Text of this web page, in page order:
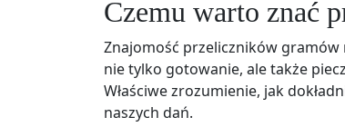
Czemu warto znać
Znajomość przeliczników gramów
nie tylko gotowanie, ale także
Właściwe zrozumienie, jak
naszych dań.